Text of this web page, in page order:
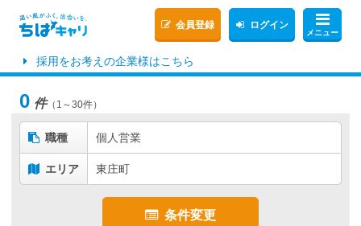
メニュー
会員登録 ログイン
採用をお考えの企業様はこちら
0 件（1～30件）
職種 個人営業
エリア 東庄町
条件変更